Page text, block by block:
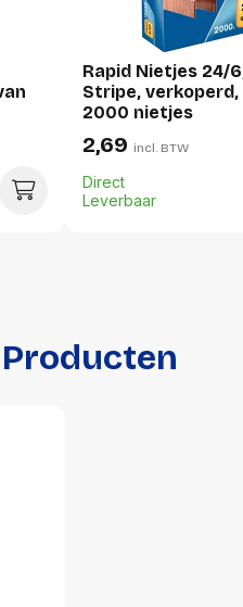
millimeter
millimeter
millimeter
gram
millimeter
Rapid Nietjes 24/
Stripe, verkoperd,
2000 nietjes
2,69 incl. BTW
Direct
Leverbaar